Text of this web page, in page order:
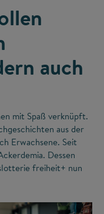
auch
mit Spaß verknüpft.
aus der
Erwachsene. Seit
Dessen
freiheit+ nun